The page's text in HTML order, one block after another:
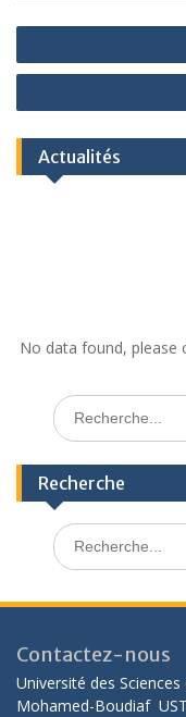
Actualités
No data found, please
Recherche
Contactez-nous
Université des
Mohamed-Boudiaf